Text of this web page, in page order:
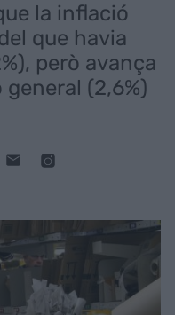
la inflació
que havia
però avança
(2,6%)